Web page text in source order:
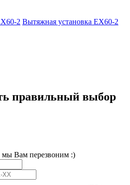
Вытяжная установка EX60-2
правильный выбор
Вам перезвоним :)